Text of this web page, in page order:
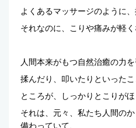
よくあるマッサージのように
それなのに、こりや痛みが軽く
人間本来がもつ自然治癒の力
揉んだり、叩いたりといった
ところが、しっかりとこりが
それは、元々、私たち人間の
備わっていて、